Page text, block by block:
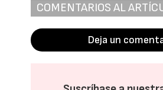
COMENTARIOS AL
Deja un